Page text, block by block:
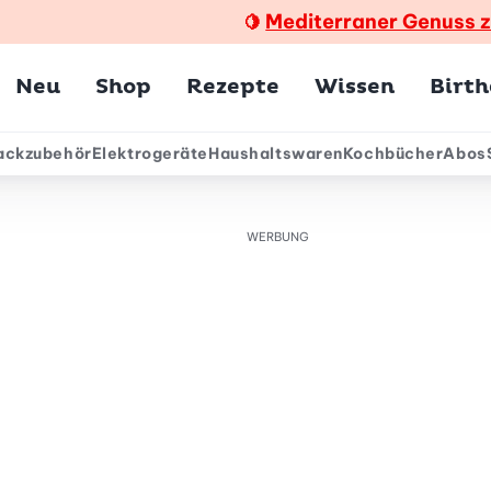
🍋 Mediterraner Genuss
Neu Shop Rezepte Wissen
ElektrogeräteHaushaltswarenKochbücherAbos
WERBUNG